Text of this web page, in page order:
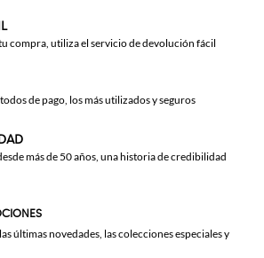
compra, utiliza el servicio de devolución fácil
de pago, los más utilizados y seguros
más de 50 años, una historia de credibilidad
últimas novedades, las colecciones especiales y